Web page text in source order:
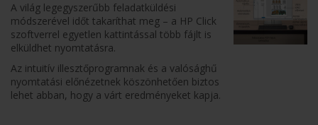
A világ legegyszerűbb feladatküldési
módszerével időt takaríthat meg – a HP Click
szoftverrel egyetlen kattintással több fájlt is
elküldhet nyomtatásra.
Az intuitív illesztőprogramnak és a valósághű
nyomtatási előnézetnek köszönhetően biztos
lehet abban, hogy a várt eredményeket kapja.